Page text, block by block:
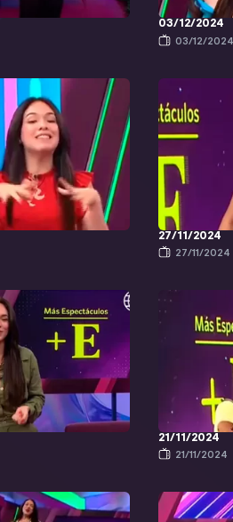
03/12/2024
03/12/2024
27/11/2024
27/11/2024
21/11/2024
21/11/2024